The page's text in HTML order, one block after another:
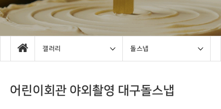
갤러리 돌스냅
어린이회관 야외촬영 대구돌스냅